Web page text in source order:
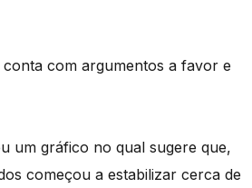
com argumentos a favor e
um gráfico no qual sugere que,
começou a estabilizar cerca de